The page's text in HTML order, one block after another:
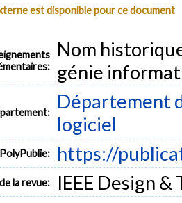
est disponible pour ce document
Nom
génie
Département
logiciel
https://
la revue: IEEE Design